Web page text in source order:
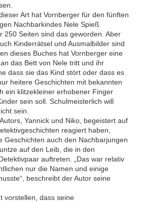
Art hat Vornberger für den fünften
Nachbarkindes Nele Spieß
250 Seiten sind das geworden. Aber
Kinderrätsel und Ausmalbilder sind
dieses Buches hat Vornberger eine
das Bett von Nele tritt und ihr
dass sie das Kind stört oder dass es
heitere Geschichten mit bekannten
ein klitzekleiner erhobener Finger
sein soll. Schulmeisterlich will
sein.
Yannick und Niko, begeistert auf
reagiert haben,
Geschichten auch den Nachbarjungen
auf den Leib, die in den
auftreten. „Das war relativ
nur die Namen und einige
beschreibt der Autor seine
vorstellen, dass seine